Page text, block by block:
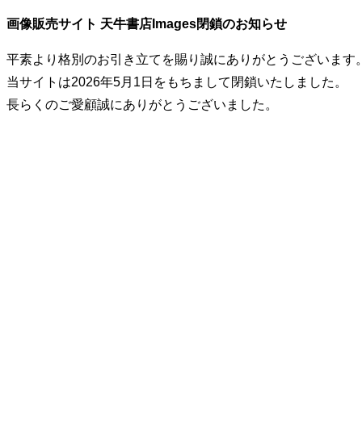
画像販売サイト 天牛書店Images閉鎖のお知らせ
平素より格別のお引き立てを賜り誠にありがとうございます
当サイトは2026年5月1日をもちまして閉鎖いたしました。
長らくのご愛顧誠にありがとうございました。